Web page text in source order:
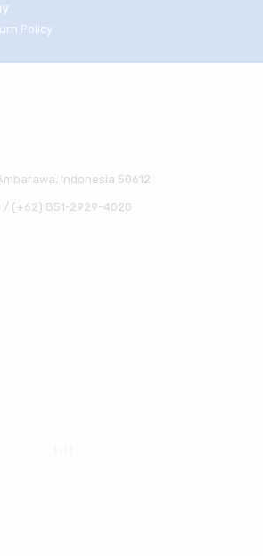
Policy
Indonesia 50612
(+62) 851-2929-4020